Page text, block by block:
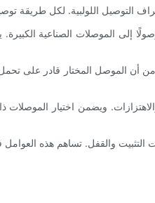
الموصلات الصناعية الكبيرة.
أن الموصل المختار قادر على
ويضمن اختيار